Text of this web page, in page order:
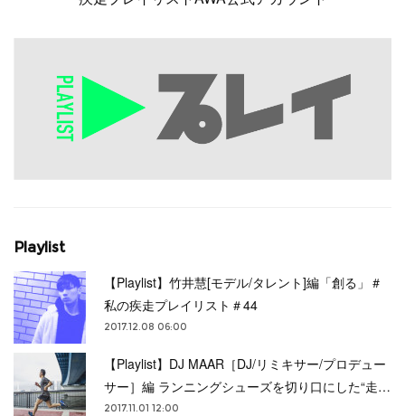
Playlist
【Playlist】竹井慧[モデル/タレント]編「創る」＃
私の疾走プレイリスト＃44
2017.12.08 06:00
【Playlist】DJ MAAR［DJ/リミキサー/プロデュー
サー］編 ランニングシューズを切り口にした“走…
2017.11.01 12:00